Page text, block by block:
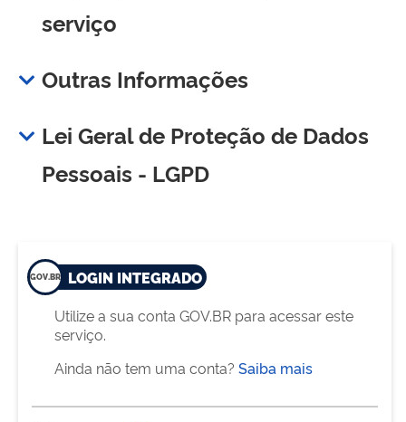
serviço
Outras Informações
Lei Geral de Proteção de Dados
Pessoais - LGPD
LOGIN INTEGRADO
Utilize a sua conta GOV.BR para acessar este
serviço.
Ainda não tem uma conta? Saiba mais